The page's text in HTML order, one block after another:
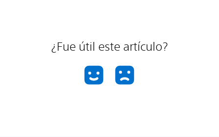
¿Fue útil este artículo?